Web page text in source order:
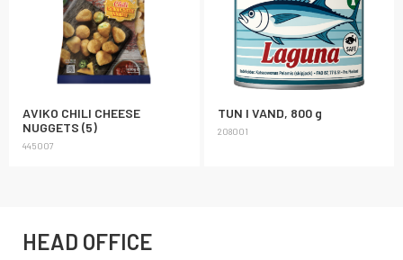
AVIKO CHILI CHEESE
NUGGETS (5)
445007
TUN I VAND, 800 g
208001
HEAD OFFICE